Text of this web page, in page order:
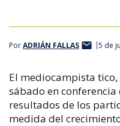
PorADRIÁN FALLAS 5 de
El mediocampista tico,
sábado en
resultados de los
medida del